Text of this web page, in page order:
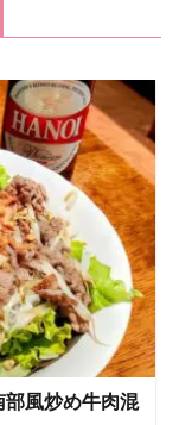
風炒め牛肉混